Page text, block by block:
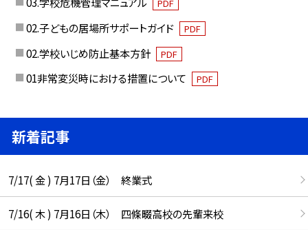
PDF
02.子どもの居場所サポートガイド PDF
02.学校いじめ防止基本方針 PDF
01非常変災時における措置について PDF
新着記事
7/17( 金 ) 7月17日（金） 終業式
7/16( 木 ) 7月16日（木） 四條畷高校の先輩来校